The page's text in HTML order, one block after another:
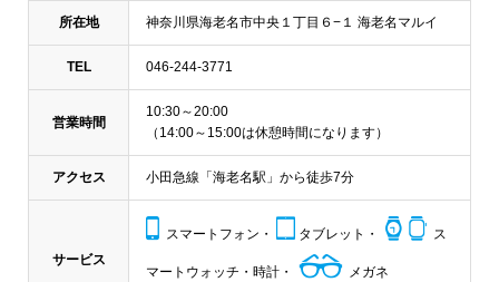
所在地 神奈川県海老名市中央１丁目６−１ 海老名マルイ
TEL 046-244-3771
営業時間
10:30～20:00
（14:00～15:00は休憩時間になります）
アクセス 小田急線「海老名駅」から徒歩7分
サービス
スマートフォン・ タブレット・ ス
マートウォッチ・時計・
メガネ